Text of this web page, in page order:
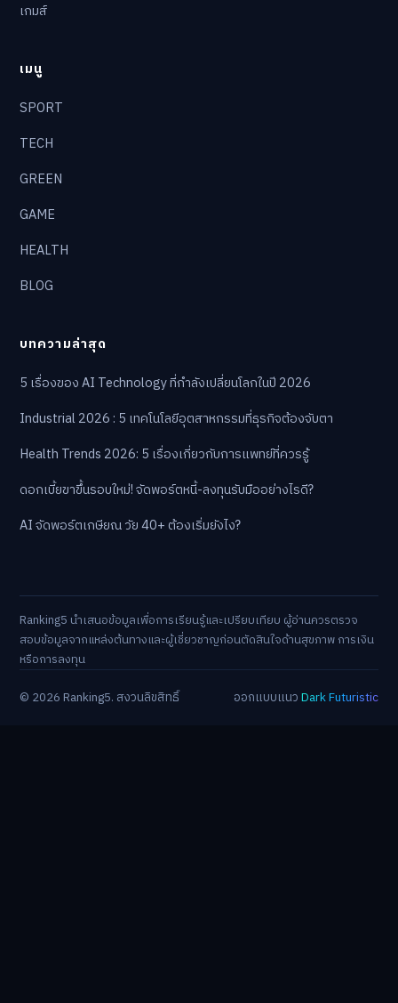
เกมส์
เมนู
SPORT
TECH
GREEN
GAME
HEALTH
BLOG
บทความล่าสุด
5 เรื่องของ AI Technology ที่กำลังเปลี่ยนโลกในปี 2026
Industrial 2026 : 5 เทคโนโลยีอุตสาหกรรมที่ธุรกิจต้องจับตา
Health Trends 2026: 5 เรื่องเกี่ยวกับการแพทย์ที่ควรรู้
ดอกเบี้ยขาขึ้นรอบใหม่! จัดพอร์ตหนี้-ลงทุนรับมืออย่างไรดี?
AI จัดพอร์ตเกษียณ วัย 40+ ต้องเริ่มยังไง?
Ranking5 นำเสนอข้อมูลเพื่อการเรียนรู้และเปรียบเทียบ ผู้อ่านควรตรวจ
สอบข้อมูลจากแหล่งต้นทางและผู้เชี่ยวชาญก่อนตัดสินใจด้านสุขภาพ การเงิน
หรือการลงทุน
© 2026 Ranking5. สงวนลิขสิทธิ์
ออกแบบแนวDark Futuristic